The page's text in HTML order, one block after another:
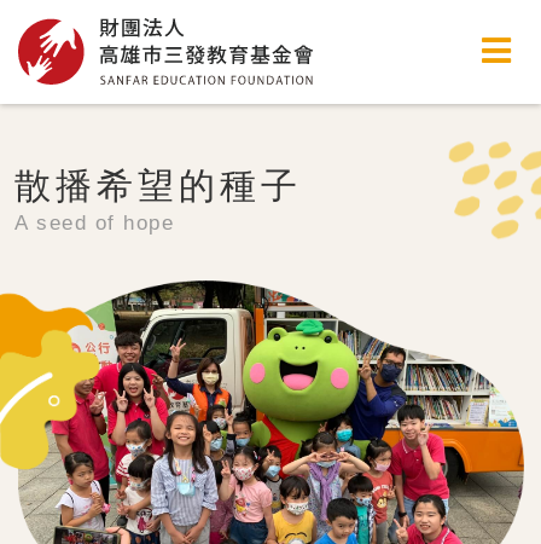
高雄市三發教育基金會
散播希望的種子
A seed of hope